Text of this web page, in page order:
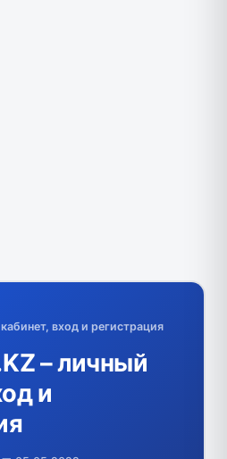
вход и регистрация
– личный
и